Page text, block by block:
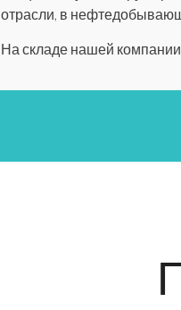
отрасли, в
На складе нашей